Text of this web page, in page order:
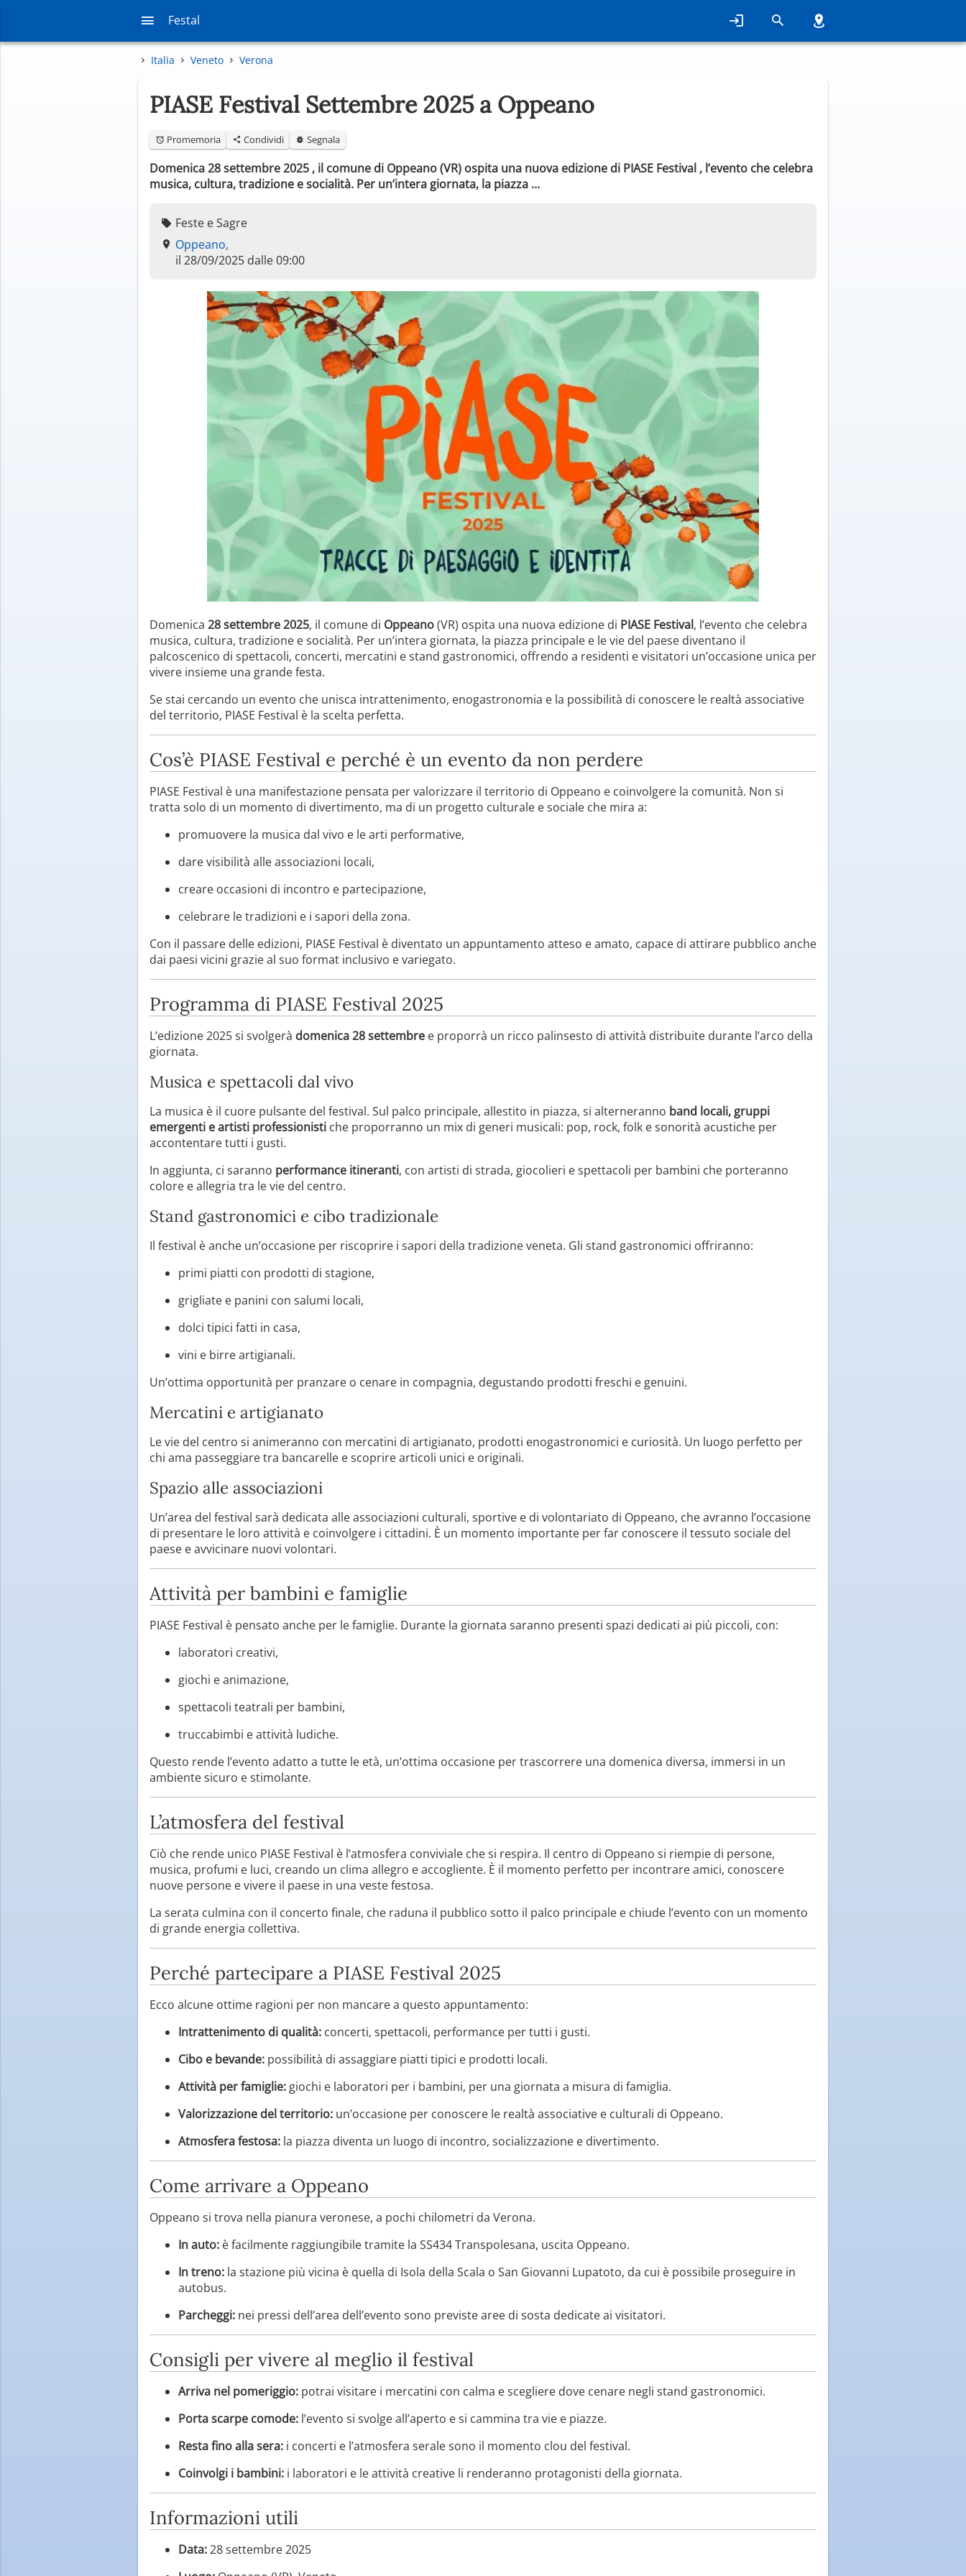
Festal
Italia Veneto Verona
PIASE Festival Settembre 2025 a Oppeano
Promemoria Condividi Segnala
Domenica 28 settembre 2025 , il comune di Oppeano (VR) ospita una nuova edizione di PIASE Festival , l’evento che celebra
musica, cultura, tradizione e socialità. Per un’intera giornata, la piazza …
Feste e Sagre
Oppeano,
il 28/09/2025 dalle 09:00
Domenica 28 settembre 2025, il comune di Oppeano(VR) ospita una nuova edizione di PIASE Festival, l’evento che celebra
musica, cultura, tradizione e socialità. Per un’intera giornata, la piazza principale e le vie del paese diventano il
palcoscenico di spettacoli, concerti, mercatini e stand gastronomici, offrendo a residenti e visitatori un’occasione unica per
vivere insieme una grande festa.
Se stai cercando un evento che unisca intrattenimento, enogastronomia e la possibilità di conoscere le realtà associative
del territorio, PIASE Festival è la scelta perfetta.
Cos’è PIASE Festival e perché è un evento da non perdere
PIASE Festival è una manifestazione pensata per valorizzare il territorio di Oppeano e coinvolgere la comunità. Non si
tratta solo di un momento di divertimento, ma di un progetto culturale e sociale che mira a:
promuovere la musica dal vivo e le arti performative,
dare visibilità alle associazioni locali,
creare occasioni di incontro e partecipazione,
celebrare le tradizioni e i sapori della zona.
Con il passare delle edizioni, PIASE Festival è diventato un appuntamento atteso e amato, capace di attirare pubblico anche
dai paesi vicini grazie al suo format inclusivo e variegato.
Programma di PIASE Festival 2025
L’edizione 2025 si svolgerà domenica 28 settembre e proporrà un ricco palinsesto di attività distribuite durante l’arco della
giornata.
Musica e spettacoli dal vivo
La musica è il cuore pulsante del festival. Sul palco principale, allestito in piazza, si alterneranno band locali, gruppi
emergenti e artisti professionisti che proporranno un mix di generi musicali: pop, rock, folk e sonorità acustiche per
accontentare tutti i gusti.
In aggiunta, ci saranno performance itineranti, con artisti di strada, giocolieri e spettacoli per bambini che porteranno
colore e allegria tra le vie del centro.
Stand gastronomici e cibo tradizionale
Il festival è anche un’occasione per riscoprire i sapori della tradizione veneta. Gli stand gastronomici offriranno:
primi piatti con prodotti di stagione,
grigliate e panini con salumi locali,
dolci tipici fatti in casa,
vini e birre artigianali.
Un’ottima opportunità per pranzare o cenare in compagnia, degustando prodotti freschi e genuini.
Mercatini e artigianato
Le vie del centro si animeranno con mercatini di artigianato, prodotti enogastronomici e curiosità. Un luogo perfetto per
chi ama passeggiare tra bancarelle e scoprire articoli unici e originali.
Spazio alle associazioni
Un’area del festival sarà dedicata alle associazioni culturali, sportive e di volontariato di Oppeano, che avranno l’occasione
di presentare le loro attività e coinvolgere i cittadini. È un momento importante per far conoscere il tessuto sociale del
paese e avvicinare nuovi volontari.
Attività per bambini e famiglie
PIASE Festival è pensato anche per le famiglie. Durante la giornata saranno presenti spazi dedicati ai più piccoli, con:
laboratori creativi,
giochi e animazione,
spettacoli teatrali per bambini,
truccabimbi e attività ludiche.
Questo rende l’evento adatto a tutte le età, un’ottima occasione per trascorrere una domenica diversa, immersi in un
ambiente sicuro e stimolante.
L’atmosfera del festival
Ciò che rende unico PIASE Festival è l’atmosfera conviviale che si respira. Il centro di Oppeano si riempie di persone,
musica, profumi e luci, creando un clima allegro e accogliente. È il momento perfetto per incontrare amici, conoscere
nuove persone e vivere il paese in una veste festosa.
La serata culmina con il concerto finale, che raduna il pubblico sotto il palco principale e chiude l’evento con un momento
di grande energia collettiva.
Perché partecipare a PIASE Festival 2025
Ecco alcune ottime ragioni per non mancare a questo appuntamento:
Intrattenimento di qualità: concerti, spettacoli, performance per tutti i gusti.
Cibo e bevande: possibilità di assaggiare piatti tipici e prodotti locali.
Attività per famiglie: giochi e laboratori per i bambini, per una giornata a misura di famiglia.
Valorizzazione del territorio: un’occasione per conoscere le realtà associative e culturali di Oppeano.
Atmosfera festosa: la piazza diventa un luogo di incontro, socializzazione e divertimento.
Come arrivare a Oppeano
Oppeano si trova nella pianura veronese, a pochi chilometri da Verona.
In auto: è facilmente raggiungibile tramite la SS434 Transpolesana, uscita Oppeano.
In treno: la stazione più vicina è quella di Isola della Scala o San Giovanni Lupatoto, da cui è possibile proseguire in
autobus.
Parcheggi: nei pressi dell’area dell’evento sono previste aree di sosta dedicate ai visitatori.
Consigli per vivere al meglio il festival
Arriva nel pomeriggio: potrai visitare i mercatini con calma e scegliere dove cenare negli stand gastronomici.
Porta scarpe comode: l’evento si svolge all’aperto e si cammina tra vie e piazze.
Resta fino alla sera: i concerti e l’atmosfera serale sono il momento clou del festival.
Coinvolgi i bambini: i laboratori e le attività creative li renderanno protagonisti della giornata.
Informazioni utili
Data:28 settembre 2025